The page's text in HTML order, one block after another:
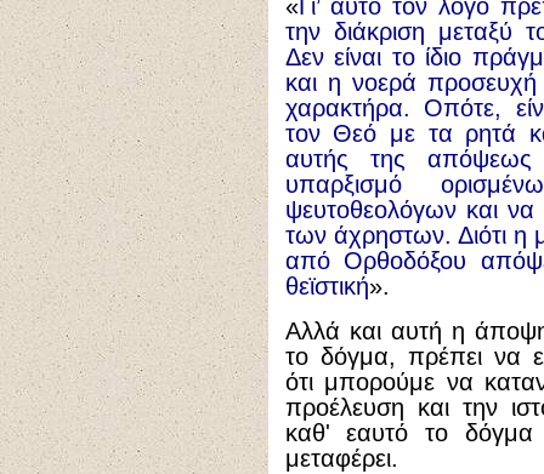
«Γι’ αυτό τον λόγο
την διάκριση μεταξύ
Δεν είναι το ίδιο
και η νοερά προσευχή
χαρακτήρα. Οπότε,
τον Θεό με τα ρητά
αυτής της
υπαρξισμό
ψευτοθεολόγων και
των άχρηστων. Διότι η
από Ορθοδόξου
θεϊστική».
Αλλά και αυτή η
το δόγμα, πρέπει να
ότι μπορούμε να
προέλευση και την
καθ' εαυτό το δόγμα
μεταφέρει.